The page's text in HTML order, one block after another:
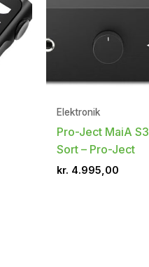
Elektronik
Pro-Ject MaiA S3
Sort – Pro-Ject
kr. 4.995,00